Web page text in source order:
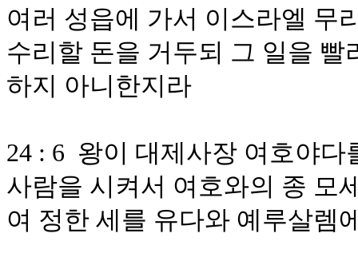
여러 성읍에 가서 이스라엘 무
수리할 돈을 거두되 그 일을
하지 아니한지라
24 : 6 왕이 대제사장 여호야
사람을 시켜서 여호와의 종 모
여 정한 세를 유다와 예루살렘